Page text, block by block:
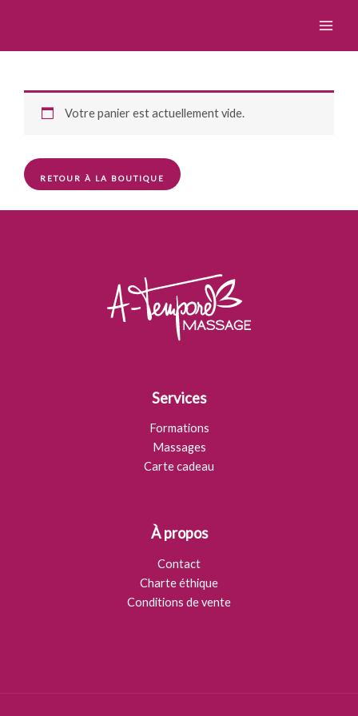
Votre panier est actuellement vide.
RETOUR À LA BOUTIQUE
Services
Formations
Massages
Carte cadeau
À propos
Contact
Charte éthique
Conditions de vente